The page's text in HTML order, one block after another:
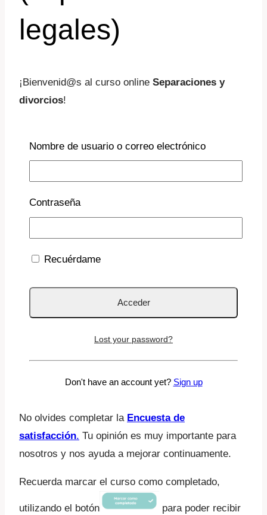
legales)
¡Bienvenid@s al curso online Separaciones y
divorcios!
este curso 100% online. Al final de esta página,
encontrarás laDescripción detalladay el “Curso
online“
hemos creado un espacio donde madres y
padres se acompañan en este proceso,
comparten y crecen juntos.
No olvides completar la Encuesta de
satisfacción. Tu opinión es muy importante para
nosotros y nos ayuda a mejorar continuamente.
Recuerda marcar el curso como completado,
utilizando el botón
para poder recibir
Nombre de usuario o correo electrónico
Contraseña
Recuérdame
Lost your password?
Don't have an account yet? Sign up